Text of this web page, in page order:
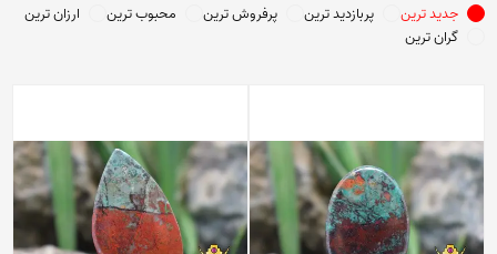
جدید ترین پربازدید ترین پرفروش ترین محبوب ترین
ارزان ترین
گران ترین